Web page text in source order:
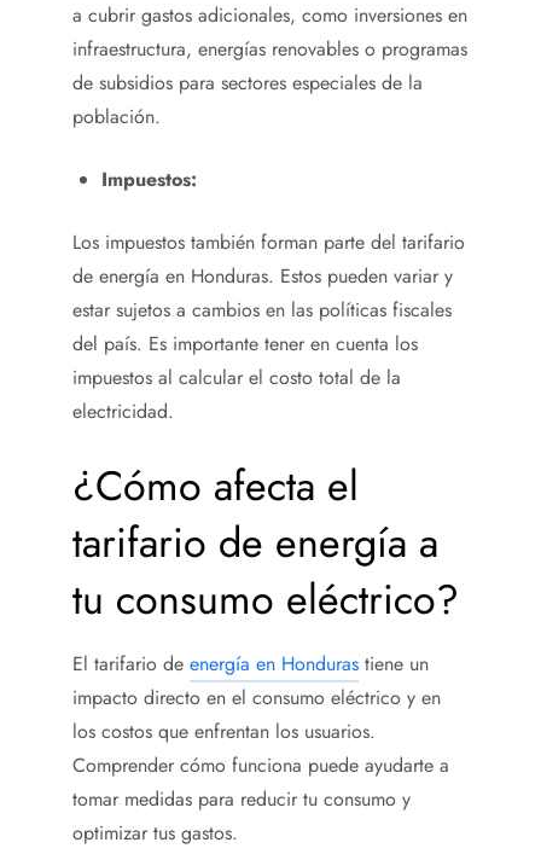
a cubrir gastos adicionales, como inversiones en
infraestructura, energías renovables o programas
de subsidios para sectores especiales de la
población.
Impuestos:
Los impuestos también forman parte del tarifario
de energía en Honduras. Estos pueden variar y
estar sujetos a cambios en las políticas fiscales
del país. Es importante tener en cuenta los
impuestos al calcular el costo total de la
electricidad.
¿Cómo afecta el
tarifario de energía a
tu consumo eléctrico?
El tarifario de energía en Honduras tiene un
impacto directo en el consumo eléctrico y en
los costos que enfrentan los usuarios.
Comprender cómo funciona puede ayudarte a
tomar medidas para reducir tu consumo y
optimizar tus gastos.